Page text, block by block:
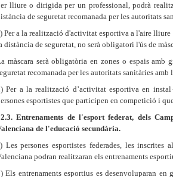
lliure o dirigida per un professional, podrà
de seguretat recomanada per les autoritats
Per a la realització d'activitat esportiva a l'aire
distància de seguretat, no serà obligatori l'ús de
màscara serà obligatòria en zones o espais
recomanada per les autoritats sanitàries amb
Per a la realització d’activitat esportiva en
esportistes que participen en competició i
Entrenaments de l'esport federat, dels
de l'educació secundària.
Les persones esportistes federades, les
podran realitzaran els entrenaments
Els entrenaments esportius es desenvoluparan